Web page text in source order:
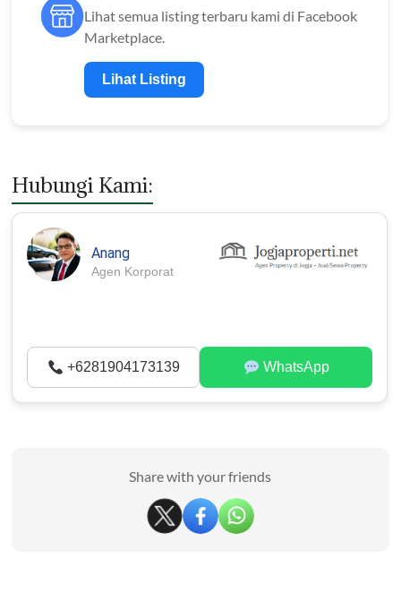
Lihat semua listing terbaru kami di Facebook
Marketplace.
Lihat Listing
Hubungi Kami:
Anang
Agen Korporat
+6281904173139 WhatsApp
Share with your friends